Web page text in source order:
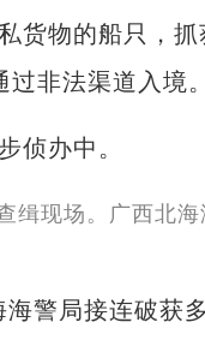
货物的船只，
非法渠道入境。
办中。
局接连破获